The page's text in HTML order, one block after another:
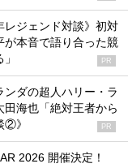
レジェンド対談》初対
が本音で語り合った競
PR
ダの超人ハリー・ラ
海也「絶対王者から
②》
PR
2026 開催決定！